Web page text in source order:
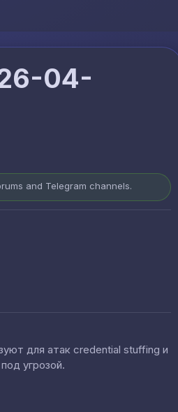
04-
and Telegram channels.
для атак credential stuffing и
угрозой.